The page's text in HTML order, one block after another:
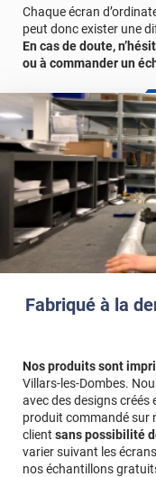
Fabriqué à la
Nos produits sont
Villars-les-Dombes.
avec des designs
produit commandé sur
client sans possibilité
varier suivant les
nos échantillons
Chaque écran
peut donc exister une
En cas de doute,
ou à commander un